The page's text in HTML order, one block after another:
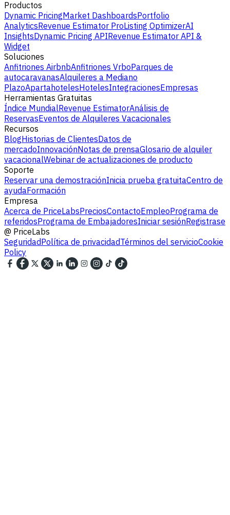
Productos
Dynamic PricingMarket DashboardsPortfolio
AnalyticsRevenue Estimator ProListing OptimizerAI
InsightsDynamic Pricing APIRevenue Estimator API &
Widget
Soluciones
Anfitriones AirbnbAnfitriones VrboParques de
autocaravanasAlquileres a Mediano
PlazoApartahotelesHotelesIntegracionesEmpresas
Herramientas Gratuitas
Índice MundialRevenue EstimatorAnálisis de
ReservasEventos de Alquileres Vacacionales
Recursos
BlogHistorias de ClientesDatos de
mercadoInnovaciónNotas de prensaGlosario de alquiler
vacacionalWebinar de actualizaciones de producto
Soporte
Reservar una demostraciónInicia prueba gratuitaCentro de
ayudaFormación
Empresa
Acerca de PriceLabsPreciosContactoEmpleoPrograma de
referidosPrograma de EmbajadoresIniciar sesiónRegistrase
@ PriceLabs
SeguridadPolítica de privacidadTérminos del servicioCookie
Policy